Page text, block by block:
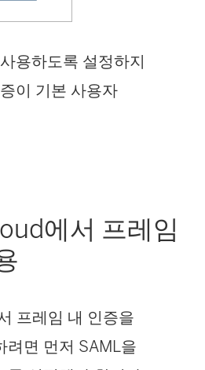
용하도록 설정하지
이 기본 사용자
에서 프레임
프레임 내 인증을
려면 먼저 SAML을